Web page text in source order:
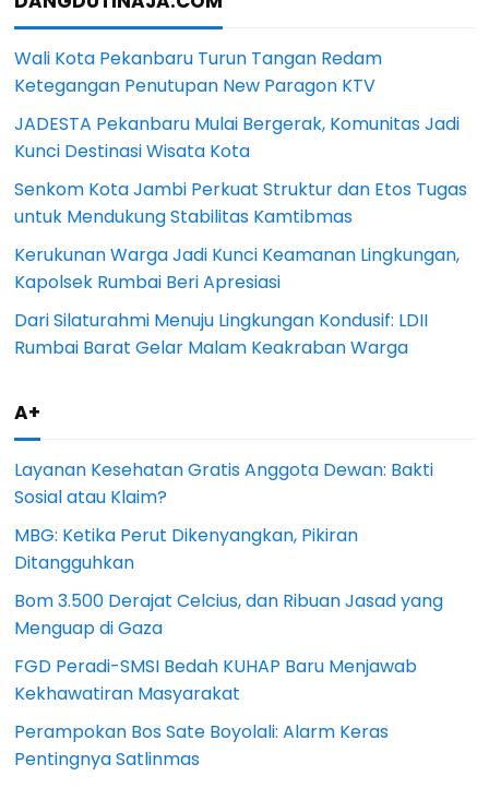
Wali Kota Pekanbaru Turun Tangan Redam
Ketegangan Penutupan New Paragon KTV
JADESTA Pekanbaru Mulai Bergerak, Komunitas Jadi
Kunci Destinasi Wisata Kota
Senkom Kota Jambi Perkuat Struktur dan Etos Tugas
untuk Mendukung Stabilitas Kamtibmas
Kerukunan Warga Jadi Kunci Keamanan Lingkungan,
Kapolsek Rumbai Beri Apresiasi
Dari Silaturahmi Menuju Lingkungan Kondusif: LDII
Rumbai Barat Gelar Malam Keakraban Warga
A+
Layanan Kesehatan Gratis Anggota Dewan: Bakti
Sosial atau Klaim?
MBG: Ketika Perut Dikenyangkan, Pikiran
Ditangguhkan
Bom 3.500 Derajat Celcius, dan Ribuan Jasad yang
Menguap di Gaza
FGD Peradi-SMSI Bedah KUHAP Baru Menjawab
Kekhawatiran Masyarakat
Perampokan Bos Sate Boyolali: Alarm Keras
Pentingnya Satlinmas